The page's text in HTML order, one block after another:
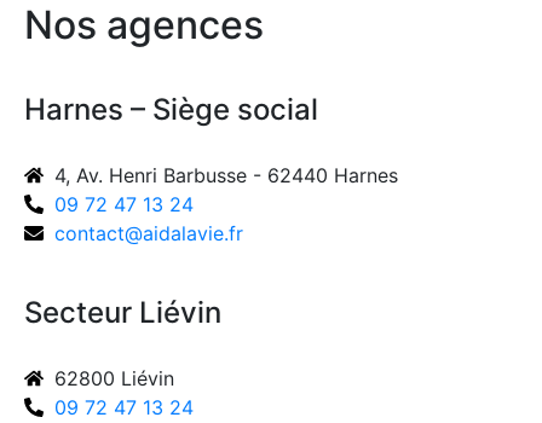
Nos agences
Harnes – Siège social
4, Av. Henri Barbusse - 62440 Harnes
09 72 47 13 24
contact@aidalavie.fr
Secteur Liévin
62800 Liévin
09 72 47 13 24